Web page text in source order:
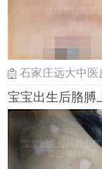
石家庄远大中
宝宝出生后胳膊